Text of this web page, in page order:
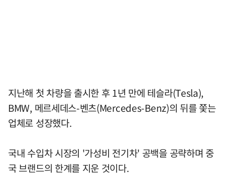
지난해 첫 차량을 출시한 후 1년 만에 테슬라(Tesla),
BMW, 메르세데스-벤츠(Mercedes-Benz)의 뒤를 쫓는
업체로 성장했다.
국내 수입차 시장의 '가성비 전기차' 공백을 공략하며 중
국 브랜드의 한계를 지운 것이다.